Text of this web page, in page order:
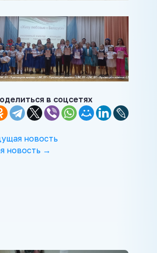
в соцсетях
новость
новость →